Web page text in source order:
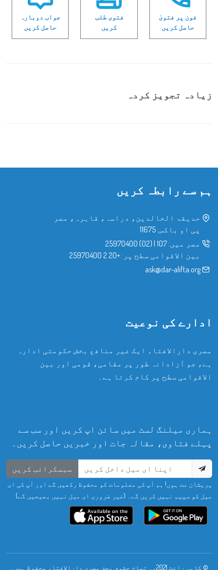
فون پر فتویٰ
حاصل کریں
فتوی طلب
کریں
جواب دوبارہ
حاصل کریں
زیادہ تجویز کردہ
ہم سے رابطہ کریں
حدیقۃ الخالدین، دراسہ، قاہرہ، مصر
پی او باکس: 11675
مصر میں: 107
|
(02) 25970400
بین الاقوامی سطح پر: +20 2 25970400
ask@dar-alifta.org
ادارے کی نوعیت
مصری دارالافتاء ایک غیر منافع بخش حکومتی ادارہ
ہے، جو آزادانہ طور پر مقامی، قومی اور بین
الاقوامی سطح پر کام کرتا ہے۔
ہماری میلنگ لسٹ میں سائن اپ کریں اور سب سے
پہلے فتاوی، مقالہ جات اور خبریں حاصل کریں۔
سبسکرائب کریں
پریشان مت ہوں! ہم آپ کی معلومات کو محفوظ رکھیں گے اور آپ کی ای
میل کو سپیم نہیں کریں گے۔ (غیر ضروری ای میل نہیں بھیجیں گے)
© کاپی رائٹ 2021ء۔ تمام حقوق بحق مصری دارالافتاء محفوظ ہیں۔